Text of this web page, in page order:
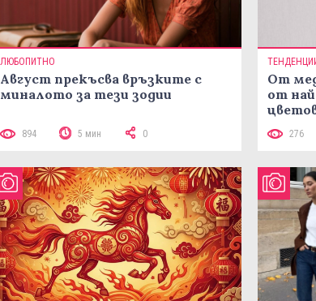
ЛЮБОПИТНО
Август прекъсва връзките с
миналото за тези зодии
894 5 мин 0
От
от
276